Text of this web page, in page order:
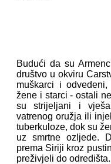
Budući da su
društvo u okviru
muškarci i
žene i starci - ostali
su strijeljani i
vatrenog oružja ili
tuberkuloze, dok su
uz smrtne ozljede.
prema Siriji kroz
preživjeli do odredišta.